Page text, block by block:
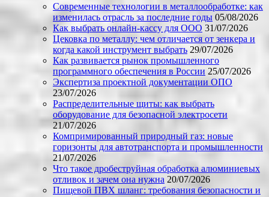
Современные технологии в металлообработке: как
изменилась отрасль за последние годы 05/08/2026
Как выбрать онлайн-кассу для ООО 31/07/2026
Цековка по металлу: чем отличается от зенкера и
когда какой инструмент выбрать 29/07/2026
Как развивается рынок промышленного
программного обеспечения в России 25/07/2026
Экспертиза проектной документации ОПО
23/07/2026
Распределительные щиты: как выбрать
оборудование для безопасной электросети
21/07/2026
Компримированный природный газ: новые
горизонты для автотранспорта и промышленности
21/07/2026
Что такое дробеструйная обработка алюминиевых
отливок и зачем она нужна 20/07/2026
Пищевой ПВХ шланг: требования безопасности и